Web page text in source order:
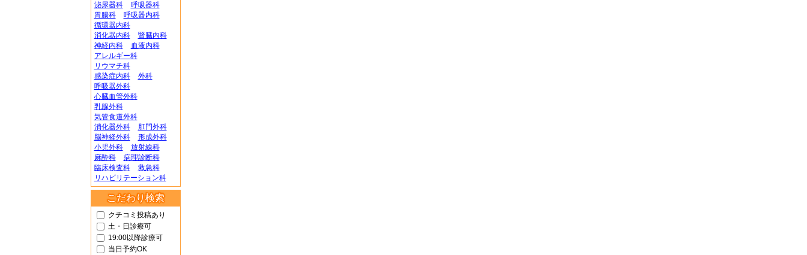
泌尿器科
呼吸器科
胃腸科
呼吸器内科
循環器内科
消化器内科
腎臓内科
神経内科
血液内科
アレルギー科
リウマチ科
感染症内科
外科
呼吸器外科
心臓血管外科
乳腺外科
気管食道外科
消化器外科
肛門外科
脳神経外科
形成外科
小児外科
放射線科
麻酔科
病理診断科
臨床検査科
救急科
リハビリテーション科
こだわり検索
クチコミ投稿あり
土・日診療可
19:00以降診療可
当日予約OK